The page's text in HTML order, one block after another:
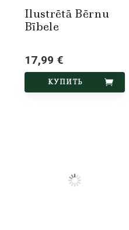
Ilustrētā Bērnu
Bībele
17,99 €
КУПИТЬ